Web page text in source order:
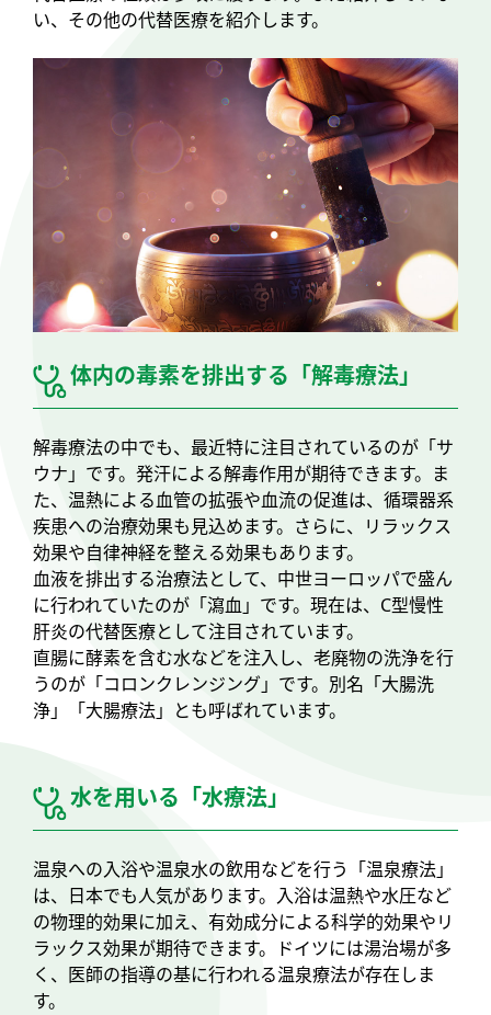
い、その他の代替医療を紹介します。
体内の毒素を排出する「解毒療法」
解毒療法の中でも、最近特に注目されているのが「サ
ウナ」です。発汗による解毒作用が期待できます。ま
た、温熱による血管の拡張や血流の促進は、循環器系
疾患への治療効果も見込めます。さらに、リラックス
効果や自律神経を整える効果もあります。
血液を排出する治療法として、中世ヨーロッパで盛ん
に行われていたのが「瀉血」です。現在は、C型慢性
肝炎の代替医療として注目されています。
直腸に酵素を含む水などを注入し、老廃物の洗浄を行
うのが「コロンクレンジング」です。別名「大腸洗
浄」「大腸療法」とも呼ばれています。
水を用いる「水療法」
温泉への入浴や温泉水の飲用などを行う「温泉療法」
は、日本でも人気があります。入浴は温熱や水圧など
の物理的効果に加え、有効成分による科学的効果やリ
ラックス効果が期待できます。ドイツには湯治場が多
く、医師の指導の基に行われる温泉療法が存在しま
す。